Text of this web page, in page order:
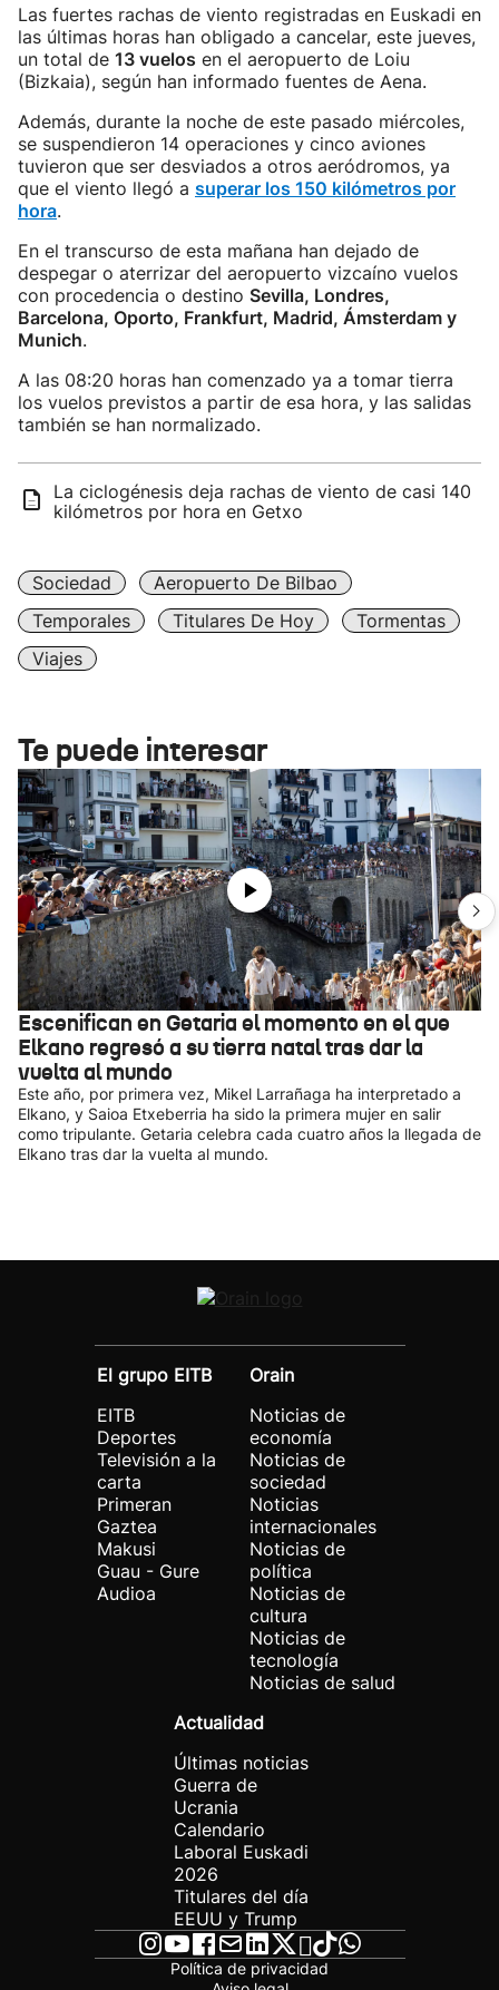
Las fuertes rachas de viento registradas en Euskadi en
las últimas horas han obligado a cancelar, este jueves,
un total de 13 vuelos en el aeropuerto de Loiu
(Bizkaia), según han informado fuentes de Aena.
Además, durante la noche de este pasado miércoles,
se suspendieron 14 operaciones y cinco aviones
tuvieron que ser desviados a otros aeródromos, ya
que el viento llegó a superar los 150 kilómetros por
hora.
En el transcurso de esta mañana han dejado de
despegar o aterrizar del aeropuerto vizcaíno vuelos
con procedencia o destino Sevilla, Londres,
Barcelona, Oporto, Frankfurt, Madrid, Ámsterdam y
Munich.
A las 08:20 horas han comenzado ya a tomar tierra
los vuelos previstos a partir de esa hora, y las salidas
también se han normalizado.
La ciclogénesis deja rachas de viento de casi 140
kilómetros por hora en Getxo
Sociedad
Aeropuerto De Bilbao
Temporales
Titulares De Hoy
Tormentas
Viajes
Te puede interesar
Escenifican en Getaria el momento en el que
Elkano regresó a su tierra natal tras dar la
vuelta al mundo
Este año, por primera vez, Mikel Larrañaga ha interpretado a
Elkano, y Saioa Etxeberria ha sido la primera mujer en salir
como tripulante. Getaria celebra cada cuatro años la llegada de
Elkano tras dar la vuelta al mundo.
El grupo EITB
EITB
Deportes
Televisión a la
carta
Primeran
Gaztea
Makusi
Guau - Gure
Audioa
Orain
Noticias de
economía
Noticias de
sociedad
Noticias
internacionales
Noticias de
política
Noticias de
cultura
Noticias de
tecnología
Noticias de salud
Actualidad
Últimas noticias
Guerra de
Ucrania
Calendario
Laboral Euskadi
2026
Titulares del día
EEUU y Trump
Política de privacidad